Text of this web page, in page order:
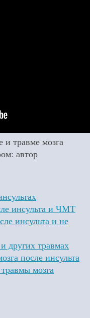
и травме мозга
автор
инсульта и ЧМТ
инсульта и не
других травмах
после инсульта
мозга